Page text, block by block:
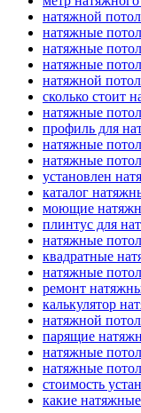
натяжной
натяжные
натяжные
натяжные
натяжной
сколько стоит
натяжные
профиль для
натяжные
натяжные
установлен
каталог
моющие
плинтус для
натяжные
квадратные
натяжные
ремонт
калькулятор
натяжной
парящие
натяжные
натяжные
стоимость
какие